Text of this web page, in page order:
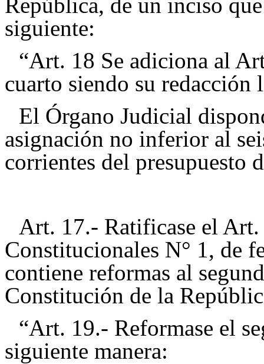
siguiente:
“Art. 18 Se adiciona al
cuarto siendo su redacción
El Órgano Judicial
asignación no inferior al
corrientes del presupuesto
Art. 17.- Ratificase el
Constitucionales N° 1, de
contiene reformas al
Constitución de la
“Art. 19.- Reformase el
siguiente manera: